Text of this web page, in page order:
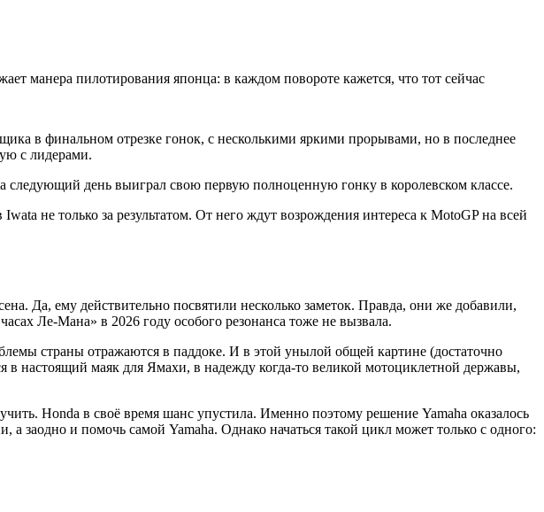
манера пилотирования японца: в каждом повороте кажется, что тот сейчас
в финальном отрезке гонок, с несколькими яркими прорывами, но в последнее
с лидерами.
день выиграл свою первую полноценную гонку в королевском классе.
не только за результатом. От него ждут возрождения интереса к MotoGP на всей
Да, ему действительно посвятили несколько заметок. Правда, они же добавили,
Ле-Мана» в 2026 году особого резонанса тоже не вызвала.
страны отражаются в паддоке. И в этой унылой общей картине (достаточно
в настоящий маяк для Ямахи, в надежду когда-то великой мотоциклетной державы,
Honda в своё время шанс упустила. Именно поэтому решение Yamaha оказалось
и помочь самой Yamaha. Однако начаться такой цикл может только с одного: